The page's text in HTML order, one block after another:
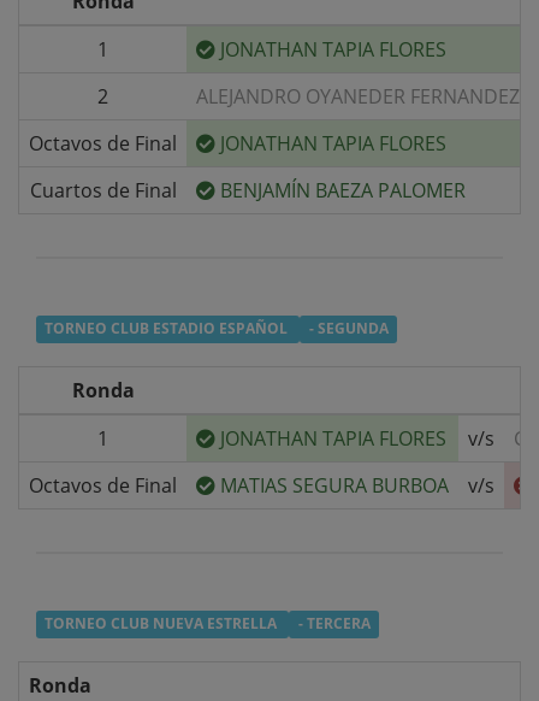
1
JONATHAN TAPIA FLORES
2
ALEJANDRO OYANEDER FERNANDEZ
Octavos de Final
JONATHAN TAPIA FLORES
Cuartos de Final
BENJAMÍN BAEZA PALOMER
TORNEO CLUB ESTADIO ESPAÑOL - SEGUNDA
Ronda
1
JONATHAN TAPIA FLORES v/s
Octavos de Final
MATIAS SEGURA BURBOA v/s
TORNEO CLUB NUEVA ESTRELLA - TERCERA
Ronda